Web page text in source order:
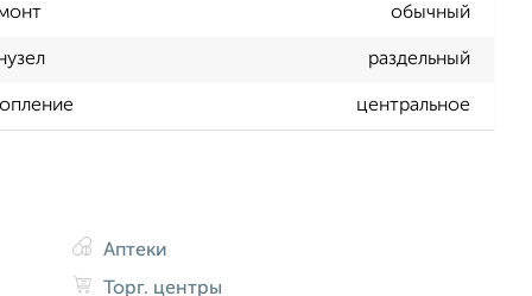
обычный
раздельный
центральное
Аптеки
Торг. центры